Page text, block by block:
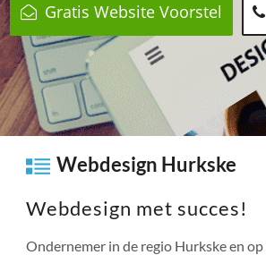
Gratis Website Voorstel
Webdesign Hurkske
Webdesign met succes!
Ondernemer in de regio Hurkskeen op